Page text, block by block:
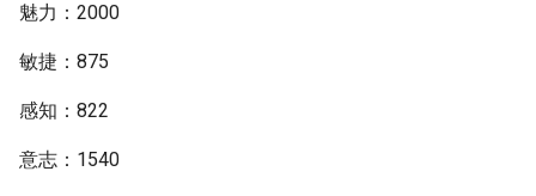
魅力：2000
敏捷：875
感知：822
意志：1540